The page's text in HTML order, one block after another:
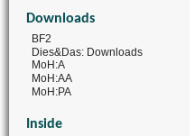
Downloads
BF2
Dies&Das: Downloads
MoH:A
MoH:AA
MoH:PA
Inside